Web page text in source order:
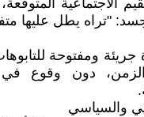
الاجتماعية
"تراه يطل عليها
جريئة ومفتوحة
والزمن، دون وقوع
والسياسي